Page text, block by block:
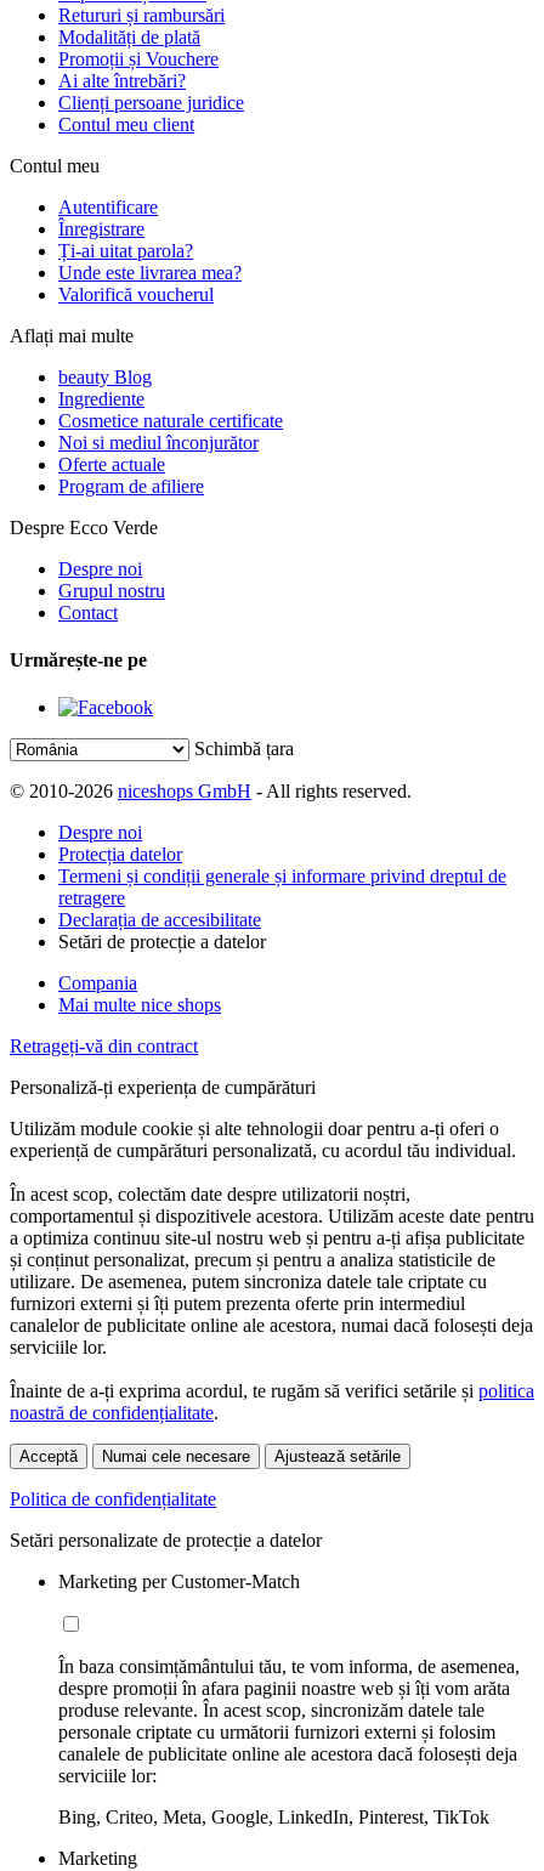
Retururi și rambursări
Modalități de plată
Promoții și Vouchere
Ai alte întrebări?
Clienți persoane juridice
Contul meu client
Contul meu
Autentificare
Înregistrare
Ți-ai uitat parola?
Unde este livrarea mea?
Valorifică voucherul
Aflați mai multe
beauty Blog
Ingrediente
Cosmetice naturale certificate
Noi si mediul înconjurător
Oferte actuale
Program de afiliere
Despre Ecco Verde
Despre noi
Grupul nostru
Contact
Urmărește-ne pe
Schimbă țara
© 2010-2026 niceshops GmbH - All rights reserved.
Despre noi
Protecția datelor
Termeni și condiții generale și informare privind dreptul de
retragere
Declarația de accesibilitate
Setări de protecție a datelor
Compania
Mai multe nice shops
Retrageți-vă din contract
Personaliză-ți experiența de cumpărături
Utilizăm module cookie și alte tehnologii doar pentru a-ți oferi o
experiență de cumpărături personalizată, cu acordul tău individual.
În acest scop, colectăm date despre utilizatorii noștri,
comportamentul și dispozitivele acestora. Utilizăm aceste date pentru
a optimiza continuu site-ul nostru web și pentru a-ți afișa publicitate
și conținut personalizat, precum și pentru a analiza statisticile de
utilizare. De asemenea, putem sincroniza datele tale criptate cu
furnizori externi și îți putem prezenta oferte prin intermediul
canalelor de publicitate online ale acestora, numai dacă folosești deja
serviciile lor.
Înainte de a-ți exprima acordul, te rugăm să verifici setările și politica
noastră de confidențialitate.
Acceptă Numai cele necesare Ajustează setările
Politica de confidențialitate
Setări personalizate de protecție a datelor
Marketing per Customer-Match
În baza consimțământului tău, te vom informa, de asemenea,
despre promoții în afara paginii noastre web și îți vom arăta
produse relevante. În acest scop, sincronizăm datele tale
personale criptate cu următorii furnizori externi și folosim
canalele de publicitate online ale acestora dacă folosești deja
serviciile lor:
Bing, Criteo, Meta, Google, LinkedIn, Pinterest, TikTok
Marketing